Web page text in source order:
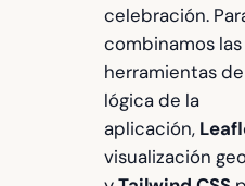
celebración.
combinamos
herramientas de
lógica de la
aplicación,
visualización